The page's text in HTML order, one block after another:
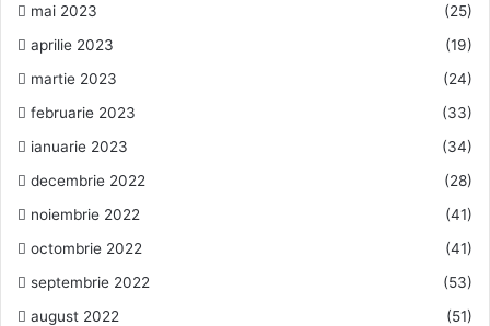
mai 2023
(25)
aprilie 2023
(19)
martie 2023
(24)
februarie 2023
(33)
ianuarie 2023
(34)
decembrie 2022
(28)
noiembrie 2022
(41)
octombrie 2022
(41)
septembrie 2022
(53)
august 2022
(51)